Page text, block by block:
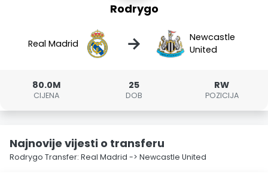
Rodrygo
Real Madrid →
Newcastle
United
80.0M
CIJENA
25
DOB
RW
POZICIJA
Najnovije vijesti o transferu
Rodrygo Transfer: Real Madrid -> Newcastle United